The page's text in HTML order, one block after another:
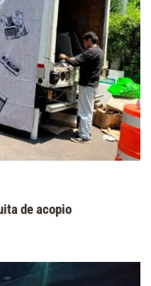
de acopio